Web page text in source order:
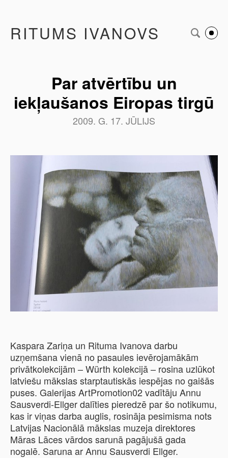
RITUMS IVANOVS
Par atvērtību un
iekļaušanos Eiropas tirgū
2009. G. 17. JŪLIJS
Kaspara Zariņa un Rituma Ivanova darbu
uzņemšana vienā no pasaules ievērojamākām
privātkolekcijām – Würth kolekcijā – rosina uzlūkot
latviešu mākslas starptautiskās iespējas no gaišās
puses. Galerijas ArtPromotion02 vadītāju Annu
Sausverdi-Ellger dalīties pieredzē par šo notikumu,
kas ir viņas darba auglis, rosināja pesimisma nots
Latvijas Nacionālā mākslas muzeja direktores
Māras Lāces vārdos sarunā pagājušā gada
nogalē. Saruna ar Annu Sausverdi Ellger.